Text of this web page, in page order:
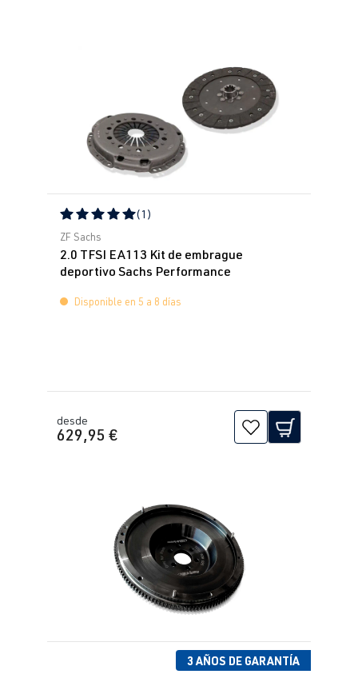
Calificación promedio de 5 de 5 estrellas
(1)
ZF Sachs
2.0 TFSI EA113 Kit de embrague
deportivo Sachs Performance
Disponible en 5 a 8 días
desde
629,95 €
3 AÑOS DE GARANTÍA